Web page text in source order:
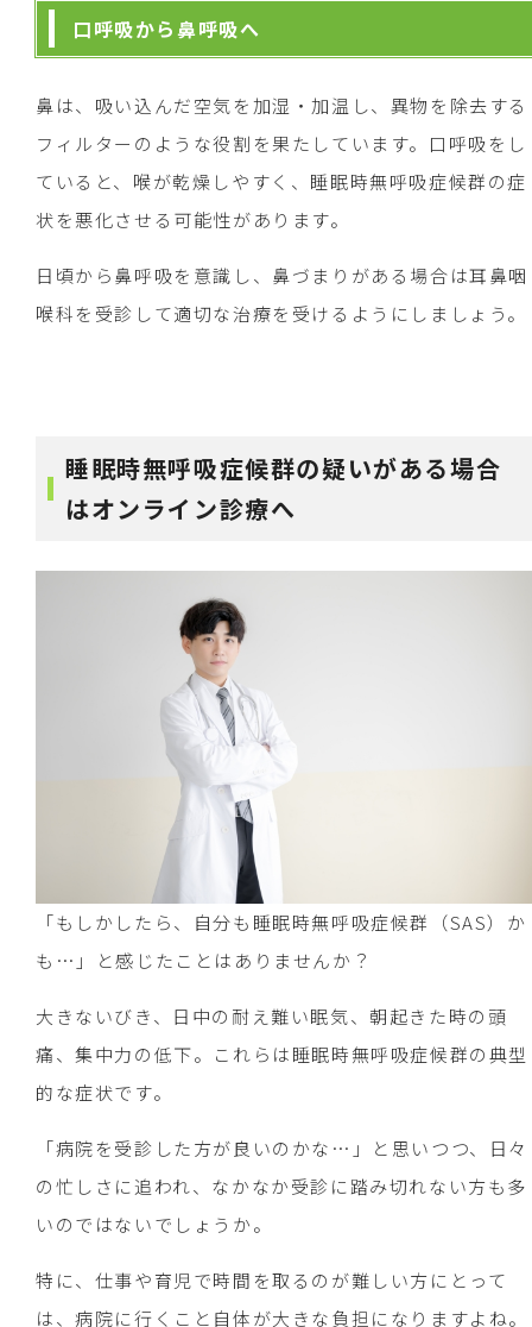
口呼吸から鼻呼吸へ
鼻は、吸い込んだ空気を加湿・加温し、異物を除去する
フィルターのような役割を果たしています。口呼吸をし
ていると、喉が乾燥しやすく、睡眠時無呼吸症候群の症
状を悪化させる可能性があります。
日頃から鼻呼吸を意識し、鼻づまりがある場合は耳鼻咽
喉科を受診して適切な治療を受けるようにしましょう。
睡眠時無呼吸症候群の疑いがある場合
はオンライン診療へ
「もしかしたら、自分も睡眠時無呼吸症候群（SAS）か
も…」と感じたことはありませんか？
大きないびき、日中の耐え難い眠気、朝起きた時の頭
痛、集中力の低下。これらは睡眠時無呼吸症候群の典型
的な症状です。
「病院を受診した方が良いのかな…」と思いつつ、日々
の忙しさに追われ、なかなか受診に踏み切れない方も多
いのではないでしょうか。
特に、仕事や育児で時間を取るのが難しい方にとって
は、病院に行くこと自体が大きな負担になりますよね。